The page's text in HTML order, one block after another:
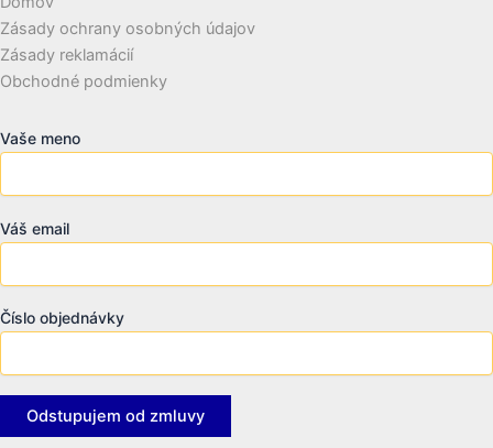
Zásady ochrany osobných údajov
Zásady reklamácií
Obchodné podmienky
Vaše meno
Váš email
Číslo objednávky